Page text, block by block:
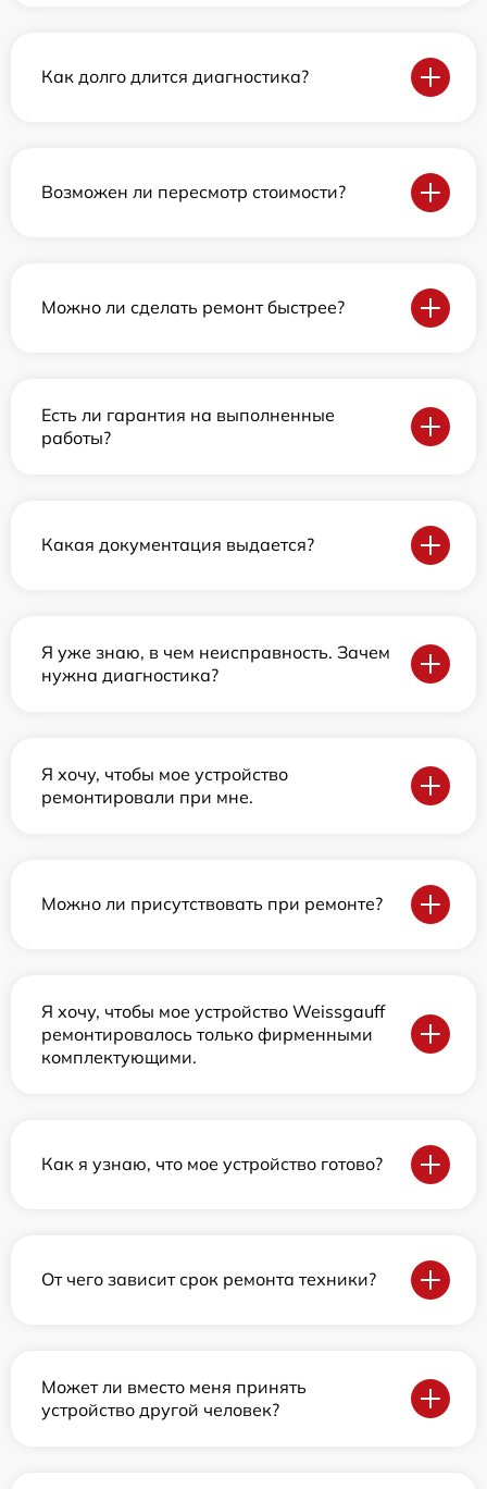
Как долго длится диагностика?
Возможен ли пересмотр стоимости?
Можно ли сделать ремонт быстрее?
Есть ли гарантия на выполненные
работы?
Какая документация выдается?
Я уже знаю, в чем неисправность. Зачем
нужна диагностика?
Я хочу, чтобы мое устройство
ремонтировали при мне.
Можно ли присутствовать при ремонте?
Я хочу, чтобы мое устройство Weissgauff
ремонтировалось только фирменными
комплектующими.
Как я узнаю, что мое устройство готово?
От чего зависит срок ремонта техники?
Может ли вместо меня принять
устройство другой человек?